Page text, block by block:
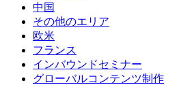
中国
その他のエリア
欧米
フランス
インバウンドセミナー
グローバルコンテンツ制作